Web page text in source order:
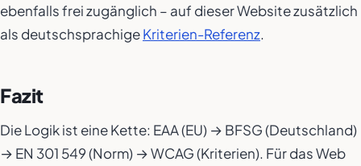
ebenfalls frei zugänglich – auf dieser Website zusätzlich
als deutschsprachigeKriterien-Referenz.
Fazit
Die Logik ist eine Kette: EAA (EU) → BFSG (Deutschland)
→ EN 301 549 (Norm) → WCAG (Kriterien). Für das Web